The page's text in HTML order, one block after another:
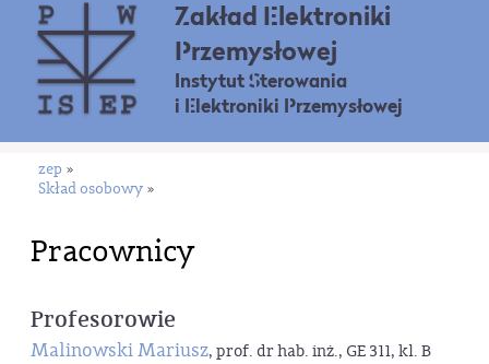
Zakład Elektroniki
Przemysłowej
Instytut Sterowania
i Elektroniki Przemysłowej
zep »
Skład osobowy »
Pracownicy
Profesorowie
Malinowski Mariusz, prof. dr hab. inż., GE 311, kl. B